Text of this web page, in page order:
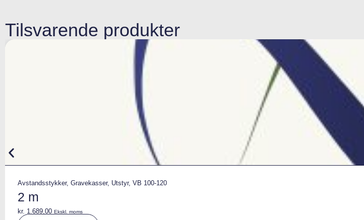
Tilsvarende produkter
Avstandsstykker, Gravekasser, Utstyr, VB 100-120
2 m
kr. 1.689,00 Ekskl. moms